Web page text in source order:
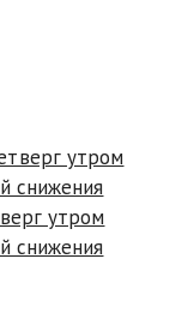
утром
снижения